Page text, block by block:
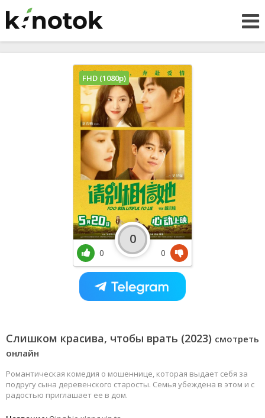
Слишком красива, чтобы врать (2023) смотреть
онлайн
Романтическая комедия о мошеннице, которая выдает себя за
подругу сына деревенского старосты. Семья убеждена в этом и с
радостью приглашает ее в дом.
FHD (1080p)
0
0
0